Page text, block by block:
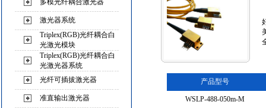
多模光纤耦合激光器
激光器系统
Triplex(RGB)光纤耦合白
光激光模块
Triplex(RGB)光纤耦合白
光激光器系统
光纤可插拔激光器
准直输出激光器
产品型号
WSLP-488-050m-M